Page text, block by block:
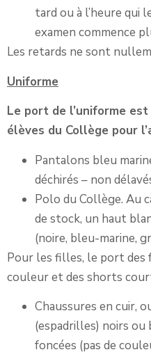
tard ou à l’heure qui
examen commence
Les retards ne sont
Uniforme
Le port de l’uniforme
élèves du Collège pour
Pantalons bleu
déchirés – non
Polo du Collège. Au
de stock, un haut
(noire, bleu-marine,
Pour les filles, le port des
couleur et des shorts
Chaussures en cuir,
(espadrilles) noirs
foncées (pas de